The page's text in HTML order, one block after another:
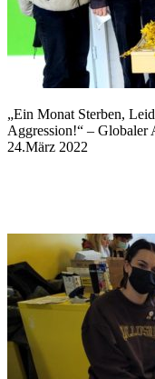
„Ein Monat Sterben,
Aggression!“ – Globaler
24.März 2022